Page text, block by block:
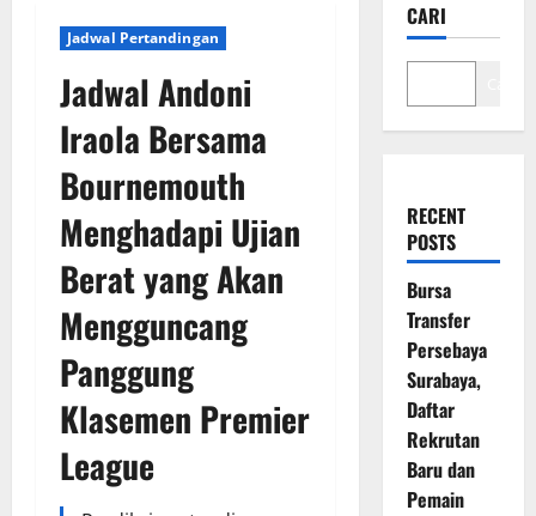
Jadwal Pertandingan
Jadwal Andoni
Iraola Bersama
Bournemouth
Menghadapi Ujian
Berat yang Akan
Mengguncang
Panggung
Klasemen Premier
League
CARI
RECENT
POSTS
Bursa
Transfer
Persebaya
Surabaya,
Daftar
Rekrutan
Baru dan
Pemain